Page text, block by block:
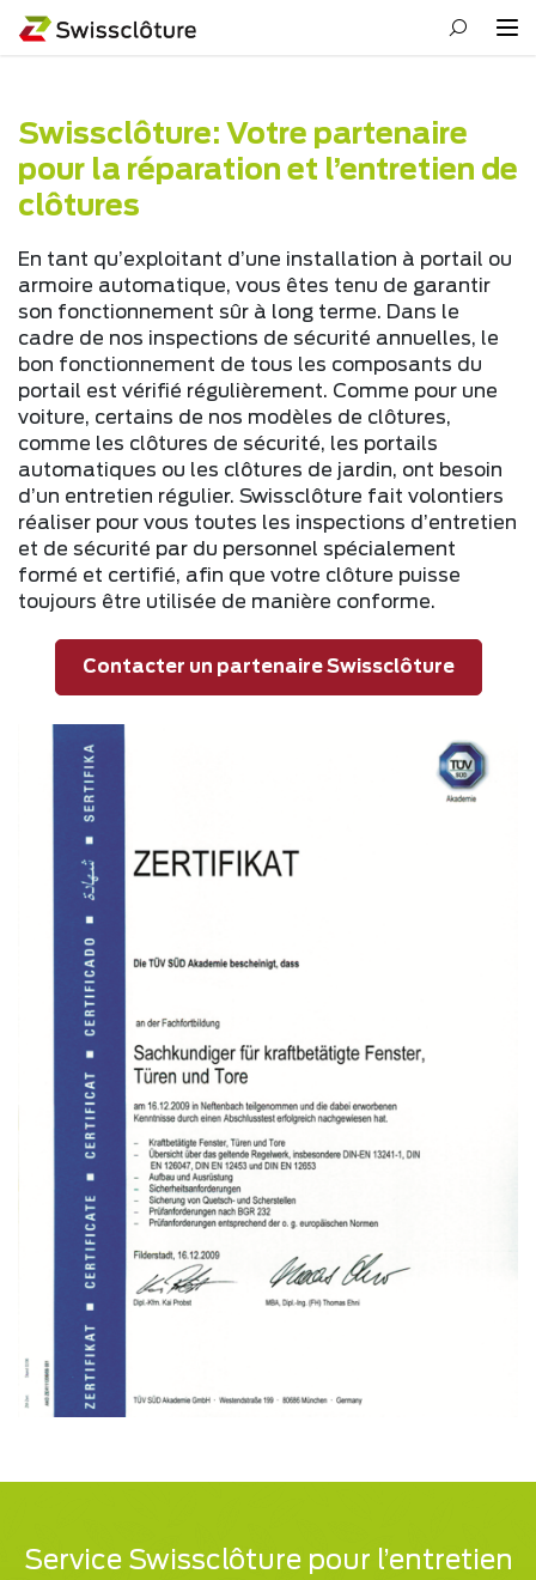
Swissclôture: Votre partenaire
pour la réparation et l’entretien de
clôtures
En tant qu’exploitant d’une installation à portail ou
armoire automatique, vous êtes tenu de garantir
son fonctionnement sûr à long terme. Dans le
cadre de nos inspections de sécurité annuelles, le
bon fonctionnement de tous les composants du
portail est vérifié régulièrement. Comme pour une
voiture, certains de nos modèles de clôtures,
comme les clôtures de sécurité, les portails
automatiques ou les clôtures de jardin, ont besoin
d’un entretien régulier. Swissclôture fait volontiers
réaliser pour vous toutes les inspections d’entretien
et de sécurité par du personnel spécialement
formé et certifié, afin que votre clôture puisse
toujours être utilisée de manière conforme.
Contacter un partenaire Swissclôture
Service Swissclôture pour l’entretien